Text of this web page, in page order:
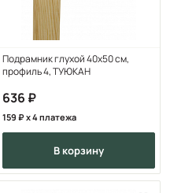
Подрамник глухой 40х50 см,
профиль 4, ТУЮКАН
636
159 x 4 платежа
в корзину